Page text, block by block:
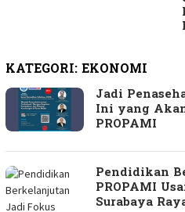
KATEGORI: EKONOMI
Jadi
Ini yang
PROPAMI
Pendidikan
PROPAMI
Surabaya